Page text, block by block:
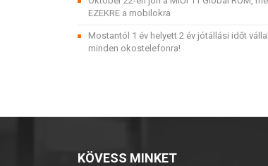
EZEKRE a mobilokra
Mostantól 1 év helyett 2 év jótállási időt
minden okostelefonra!
KÖVESS MINKET